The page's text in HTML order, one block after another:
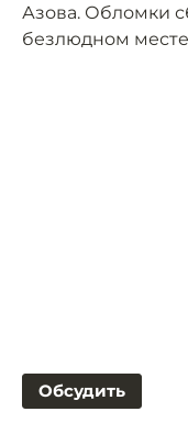
Азова. Обломки
безлюдном
Обсудить